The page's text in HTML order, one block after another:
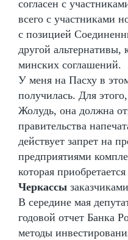
согласен с
всего с участниками
с позицией
другой альтернативы,
минских соглашений.
У меня на Пасху в
получилась. Для
Жолудь, она должна
правительства
действует запрет на
предприятиями
которая
Черкассы
В середине мая
годовой отчет Банка
методы